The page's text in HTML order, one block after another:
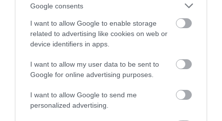
Google consents
I want to allow Google to enable storage
related to advertising like cookies on web or
device identifiers in apps.
I want to allow my user data to be sent to
Google for online advertising purposes.
I want to allow Google to send me
personalized advertising.
Ne maradjon le a legfrissebb hírekről, kövessen
bennünket az EGRI ÜGYEK Google Hírek oldalán!
VISSZA A FŐOLDALRA